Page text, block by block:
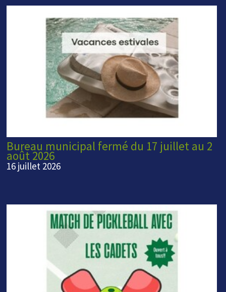
Bureau municipal fermé du 17 juillet au 2
août 2026
16 juillet 2026